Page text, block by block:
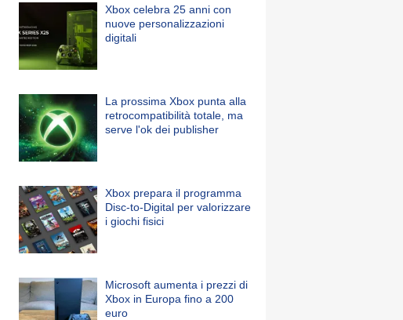
Xbox celebra 25 anni con
nuove personalizzazioni
digitali
La prossima Xbox punta alla
retrocompatibilità totale, ma
serve l'ok dei publisher
Xbox prepara il programma
Disc-to-Digital per valorizzare
i giochi fisici
Microsoft aumenta i prezzi di
Xbox in Europa fino a 200
euro